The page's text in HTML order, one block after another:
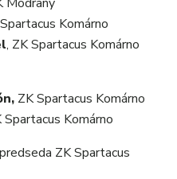
Modrany
Komárno
, ZK Spartacus Komárno
ZK Spartacus Komárno
Spartacus Komárno
ZK Spartacus